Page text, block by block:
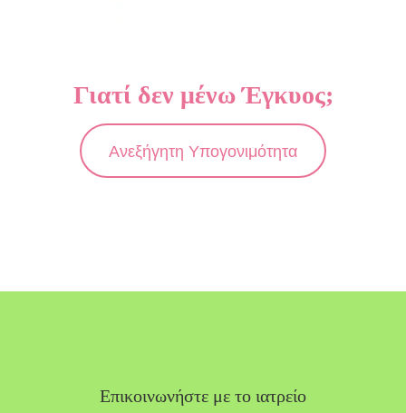
Γιατί δεν μένω Έγκυος;
Ανεξήγητη Υπογονιμότητα
Επικοινωνήστε με το ιατρείο